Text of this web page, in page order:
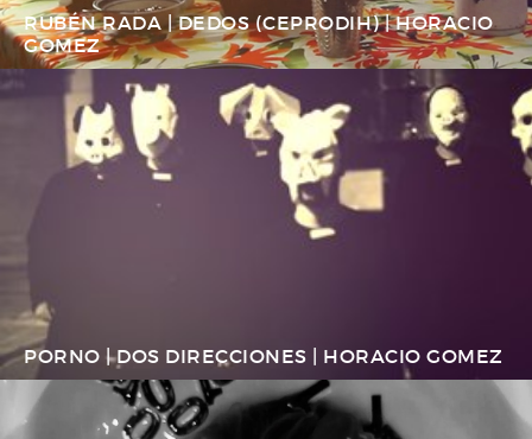
RUBÉN RADA | DEDOS (CEPRODIH) | HORACIO
GOMEZ
PORNO | DOS DIRECCIONES | HORACIO GOMEZ